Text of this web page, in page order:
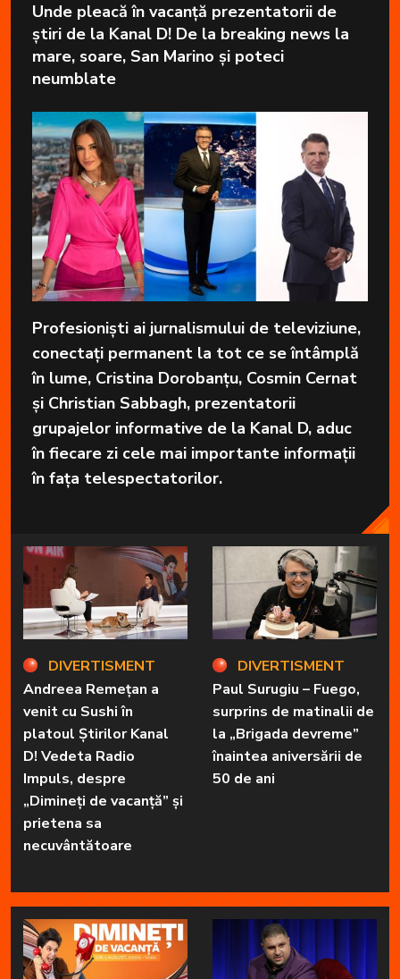
Unde pleacă în vacanță prezentatorii de
știri de la Kanal D! De la breaking news la
mare, soare, San Marino și poteci
neumblate
Profesioniști ai jurnalismului de televiziune,
conectați permanent la tot ce se întâmplă
în lume, Cristina Dorobanțu, Cosmin Cernat
și Christian Sabbagh, prezentatorii
grupajelor informative de la Kanal D, aduc
în fiecare zi cele mai importante informații
în fața telespectatorilor.
DIVERTISMENT
Andreea Remețan a
venit cu Sushi în
platoul Știrilor Kanal
D! Vedeta Radio
Impuls, despre
„Dimineți de vacanță” și
prietena sa
necuvântătoare
DIVERTISMENT
Paul Surugiu – Fuego,
surprins de matinalii de
la „Brigada devreme”
înaintea aniversării de
50 de ani